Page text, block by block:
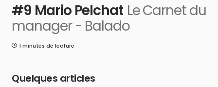
#9 Mario Pelchat Le Carnet du
manager - Balado
1 minutes de lecture
Quelques articles